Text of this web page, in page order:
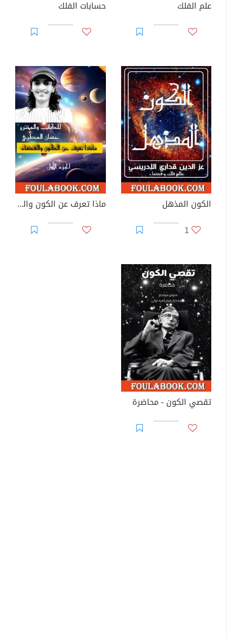
علم الفلك حسابات الفلك
الكون المذهل
1
ماذا تعرف عن الكون والفضاء - الجزء الأول
تقصي الكون - محاضرة